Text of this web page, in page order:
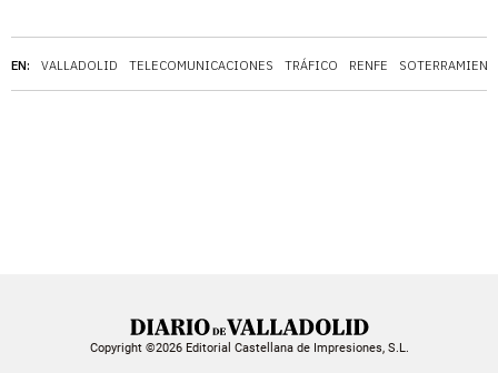
EN: VALLADOLID TELECOMUNICACIONES TRÁFICO RENFE
Copyright ©2026 Editorial Castellana de Impresiones, S.L.